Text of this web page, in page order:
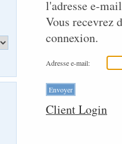
l'adresse e-
Vous recevrez
connexion.
Adresse e-mail:
Client Login